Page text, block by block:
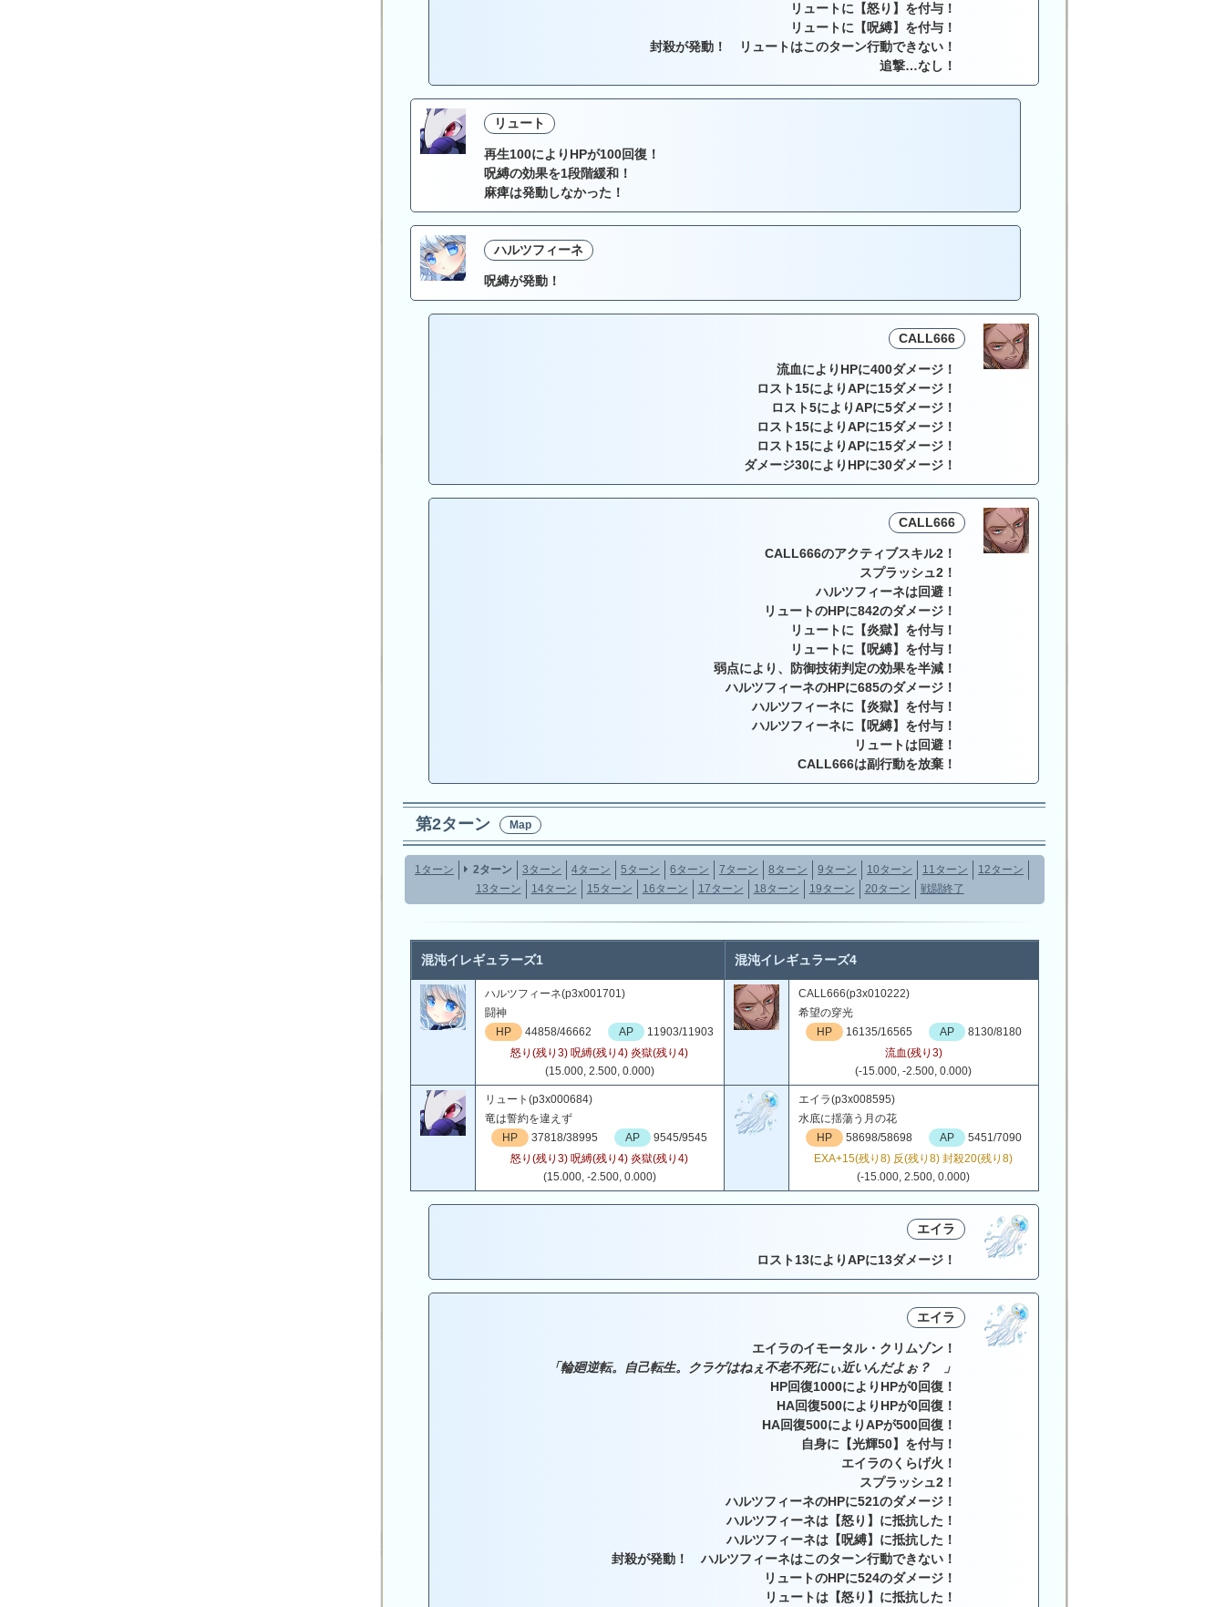
リュートに【怒り】を付与！
リュートに【呪縛】を付与！
封殺が発動！ リュートはこのターン行動できない！
追撃…なし！
リュート
再生100によりHPが100回復！
呪縛の効果を1段階緩和！
麻痺は発動しなかった！
ハルツフィーネ
呪縛が発動！
CALL666
流血によりHPに400ダメージ！
ロスト15によりAPに15ダメージ！
ロスト5によりAPに5ダメージ！
ロスト15によりAPに15ダメージ！
ロスト15によりAPに15ダメージ！
ダメージ30によりHPに30ダメージ！
CALL666
CALL666のアクティブスキル2！
スプラッシュ2！
ハルツフィーネは回避！
リュートのHPに842のダメージ！
リュートに【炎獄】を付与！
リュートに【呪縛】を付与！
弱点により、防御技術判定の効果を半減！
ハルツフィーネのHPに685のダメージ！
ハルツフィーネに【炎獄】を付与！
ハルツフィーネに【呪縛】を付与！
リュートは回避！
CALL666は副行動を放棄！
第2ターン Map
1ターン 2ターン 3ターン 4ターン 5ターン 6ターン 7ターン 8ターン 9ターン 10ターン 11ターン
12ターン
13ターン
14ターン 15ターン 16ターン 17ターン 18ターン 19ターン 20ターン 戦闘終了
混沌イレギュラーズ1 混沌イレギュラーズ4
ハルツフィーネ(p3x001701)
闘神
HP
44858/46662 AP
11903/11903
怒り(残り3) 呪縛(残り4) 炎獄(残り4)
(15.000, 2.500, 0.000)
CALL666(p3x010222)
希望の穿光
HP
16135/16565 AP
8130/8180
流血(残り3)
(-15.000, -2.500, 0.000)
リュート(p3x000684)
竜は誓約を違えず
HP
37818/38995 AP
9545/9545
怒り(残り3) 呪縛(残り4) 炎獄(残り4)
(15.000, -2.500, 0.000)
エイラ(p3x008595)
水底に揺蕩う月の花
HP
58698/58698 AP
5451/7090
EXA+15(残り8) 反(残り8) 封殺20(残り8)
(-15.000, 2.500, 0.000)
エイラ
ロスト13によりAPに13ダメージ！
エイラ
エイラのイモータル・クリムゾン！
「輪廻逆転。自己転生。クラゲはねぇ不老不死にぃ近いんだよぉ？ 」
HP回復1000によりHPが0回復！
HA回復500によりHPが0回復！
HA回復500によりAPが500回復！
自身に【光輝50】を付与！
エイラのくらげ火！
スプラッシュ2！
ハルツフィーネのHPに521のダメージ！
ハルツフィーネは【怒り】に抵抗した！
ハルツフィーネは【呪縛】に抵抗した！
封殺が発動！ ハルツフィーネはこのターン行動できない！
リュートのHPに524のダメージ！
リュートは【怒り】に抵抗した！